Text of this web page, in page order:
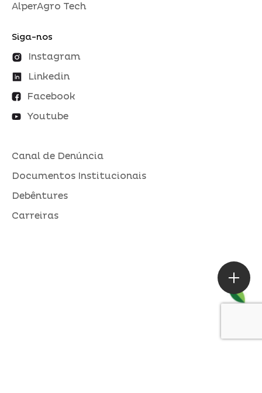
AlperAgro Tech
Siga-nos
Instagram
Linkedin
Facebook
Youtube
Canal de Denúncia
Documentos Institucionais
Debêntures
Carreiras